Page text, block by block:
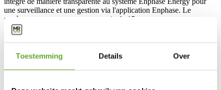
Toestemming Details Over
une surveillance et une gestion via l'application Enphase. Le
système est couvert par une garantie de 15 ans.
Spécificités
Numéro d'article
Dimensions (LxPxH)
1283 x 188 x 775 mm
Garantie (ans)
15